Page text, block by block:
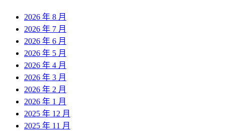
2026 年 8 月
2026 年 7 月
2026 年 6 月
2026 年 5 月
2026 年 4 月
2026 年 3 月
2026 年 2 月
2026 年 1 月
2025 年 12 月
2025 年 11 月